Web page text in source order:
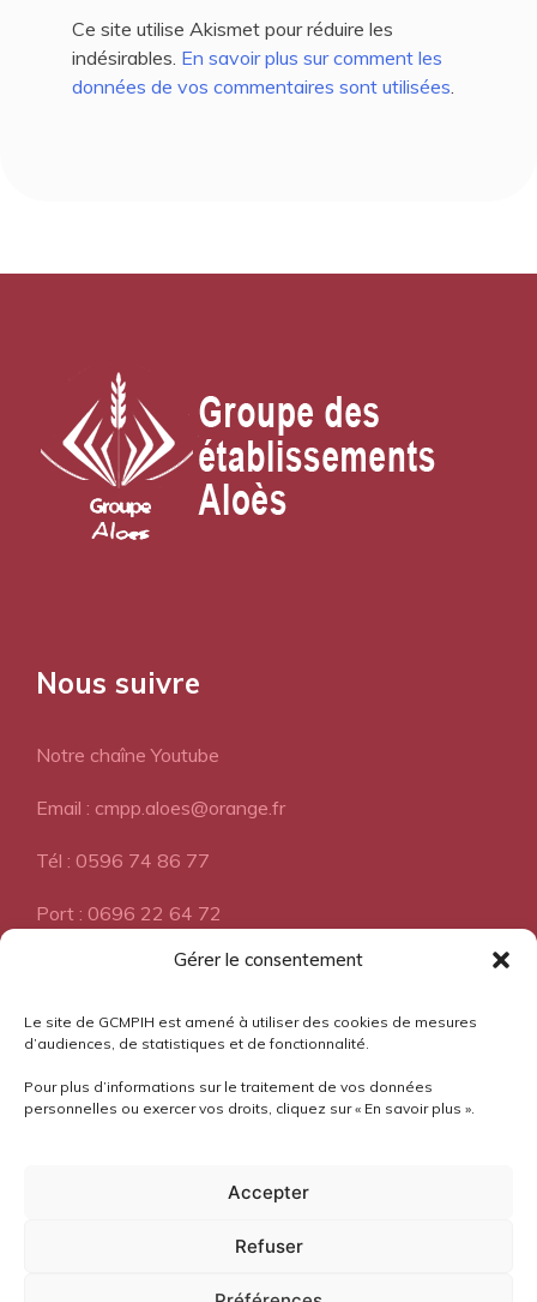
Gérer le consentement
Le site de GCMPIH est amené à utiliser des cookies de mesures
d’audiences, de statistiques et de fonctionnalité.
Pour plus d’informations sur le traitement de vos données
personnelles ou exercer vos droits, cliquez sur « En savoir plus ».
Accepter
Refuser
Ce site utilise Akismet pour réduire les
indésirables. En savoir plus sur comment les
données de vos commentaires sont utilisées
Nous suivre
Notre chaîne Youtube
Email : cmpp.aloes@orange.fr
Tél : 0596 74 86 77
Port : 0696 22 64 72
A propos
Pourquoi l'Aloès?